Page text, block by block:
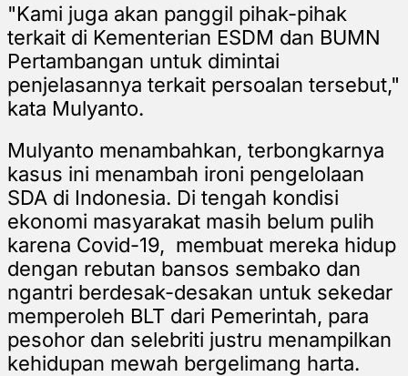
"Kami juga akan panggil pihak-pihak
terkait di Kementerian ESDM dan BUMN
Pertambangan untuk dimintai
penjelasannya terkait persoalan tersebut,"
kata Mulyanto.
Mulyanto menambahkan, terbongkarnya
kasus ini menambah ironi pengelolaan
SDA di Indonesia. Di tengah kondisi
ekonomi masyarakat masih belum pulih
karena Covid-19, membuat mereka hidup
dengan rebutan bansos sembako dan
ngantri berdesak-desakan untuk sekedar
memperoleh BLT dari Pemerintah, para
pesohor dan selebriti justru menampilkan
kehidupan mewah bergelimang harta.